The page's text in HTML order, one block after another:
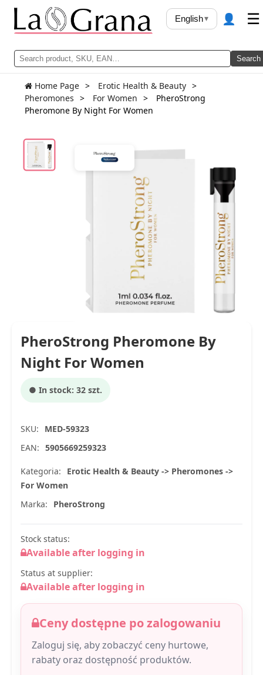
Search
English▾ 👤 ☰
Home Page
Erotic Health & Beauty
Pheromones
For Women
PheroStrong
Pheromone By Night For Women
PheroStrong Pheromone By
Night For Women
● In stock: 32 szt.
SKU:
MED-59323
EAN: 5905669259323
Kategoria:
Erotic Health & Beauty -> Pheromones ->
For Women
Marka:
PheroStrong
Stock status:
Available after logging in
Status at supplier:
Available after logging in
Ceny dostępne po zalogowaniu
Zaloguj się, aby zobaczyć ceny hurtowe,
rabaty oraz dostępność produktów.